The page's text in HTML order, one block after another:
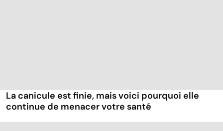
La canicule est finie, mais voici pourquoi elle
continue de menacer votre santé